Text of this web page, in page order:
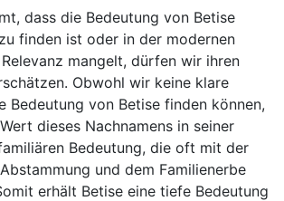
dass die Bedeutung von Betise
finden ist oder in der modernen
mangelt, dürfen wir ihren
Obwohl wir keine klare
Bedeutung von Betise finden können,
dieses Nachnamens in seiner
Bedeutung, die oft mit der
und dem Familienerbe
erhält Betise eine tiefe Bedeutung